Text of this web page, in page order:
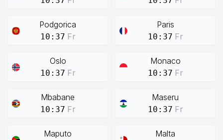
Podgorica
10:37 Fr
Paris
10:37 Fr
Oslo
10:37 Fr
Monaco
10:37 Fr
Mbabane
10:37 Fr
Maseru
10:37 Fr
Maputo Malta